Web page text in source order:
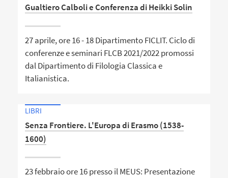
Gualtiero Calboli e Conferenza di Heikki Solin
27 aprile, ore 16 - 18 Dipartimento FICLIT. Ciclo di
conferenze e seminari FLCB 2021/2022 promossi
dal Dipartimento di Filologia Classica e
Italianistica.
LIBRI
Senza Frontiere. L'Europa di Erasmo (1538-
1600)
23 febbraio ore 16 presso il MEUS: Presentazione